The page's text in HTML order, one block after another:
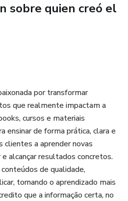
sobre quien creó el
por transformar
que realmente impactam a
cursos e materiais
ensinar de forma prática, clara e
clientes a aprender novas
alcançar resultados concretos.
de qualidade,
tornando o aprendizado mais
que a informação certa, no